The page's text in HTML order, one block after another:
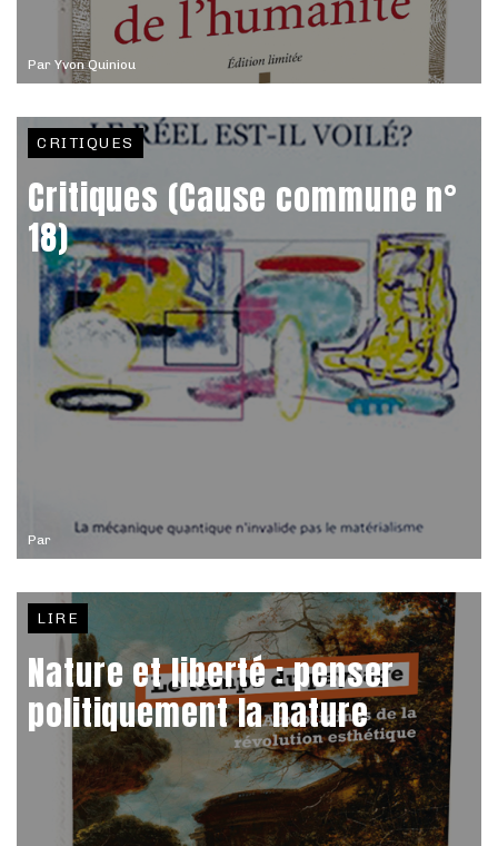
Par Yvon Quiniou
Par
CRITIQUES
Critiques (Cause commune n°
18)
LIRE
Nature et liberté : penser
politiquement la nature